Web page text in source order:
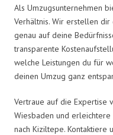
Als Umzugsunternehmen
Verhältnis. Wir erstellen
genau auf deine
transparente
welche Leistungen du für
deinen Umzug ganz
Vertraue auf die Expertise
Wiesbaden und
nach Kiziltepe. Kontaktiere